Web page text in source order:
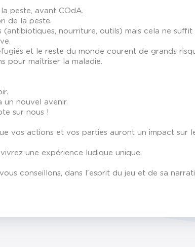
peste, avant COdA.
de la peste.
nourriture, outils) mais cela ne suffit
et le reste du monde courent de grands
pour maîtriser la maladie.
un nouvel avenir.
sur nous !
vos actions et vos parties auront un impact sur
une expérience ludique unique.
conseillons, dans l'esprit du jeu et de sa